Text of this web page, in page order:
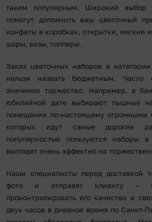
таким популярным. Широкий выбор
помогут дополнить ваш цветочный
конфеты в коробках, открытки, мягкие
шары, вазы, топперы.
Заказ цветочных наборов в
нельзя назвать бюджетным.
значимое торжество. Например, в
юбилейной дате выбирают пышные
помещения по-настоящему огромными
которых идут самые дорогие
популярностью пользуются наборы
выглядят очень эффектно на
Наши специалисты перед доставкой
фото и отправят клиенту –
проконтролировать его качество и
двух часов в дневное время по Санкт-